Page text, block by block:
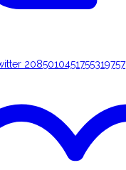
2085010451755319757